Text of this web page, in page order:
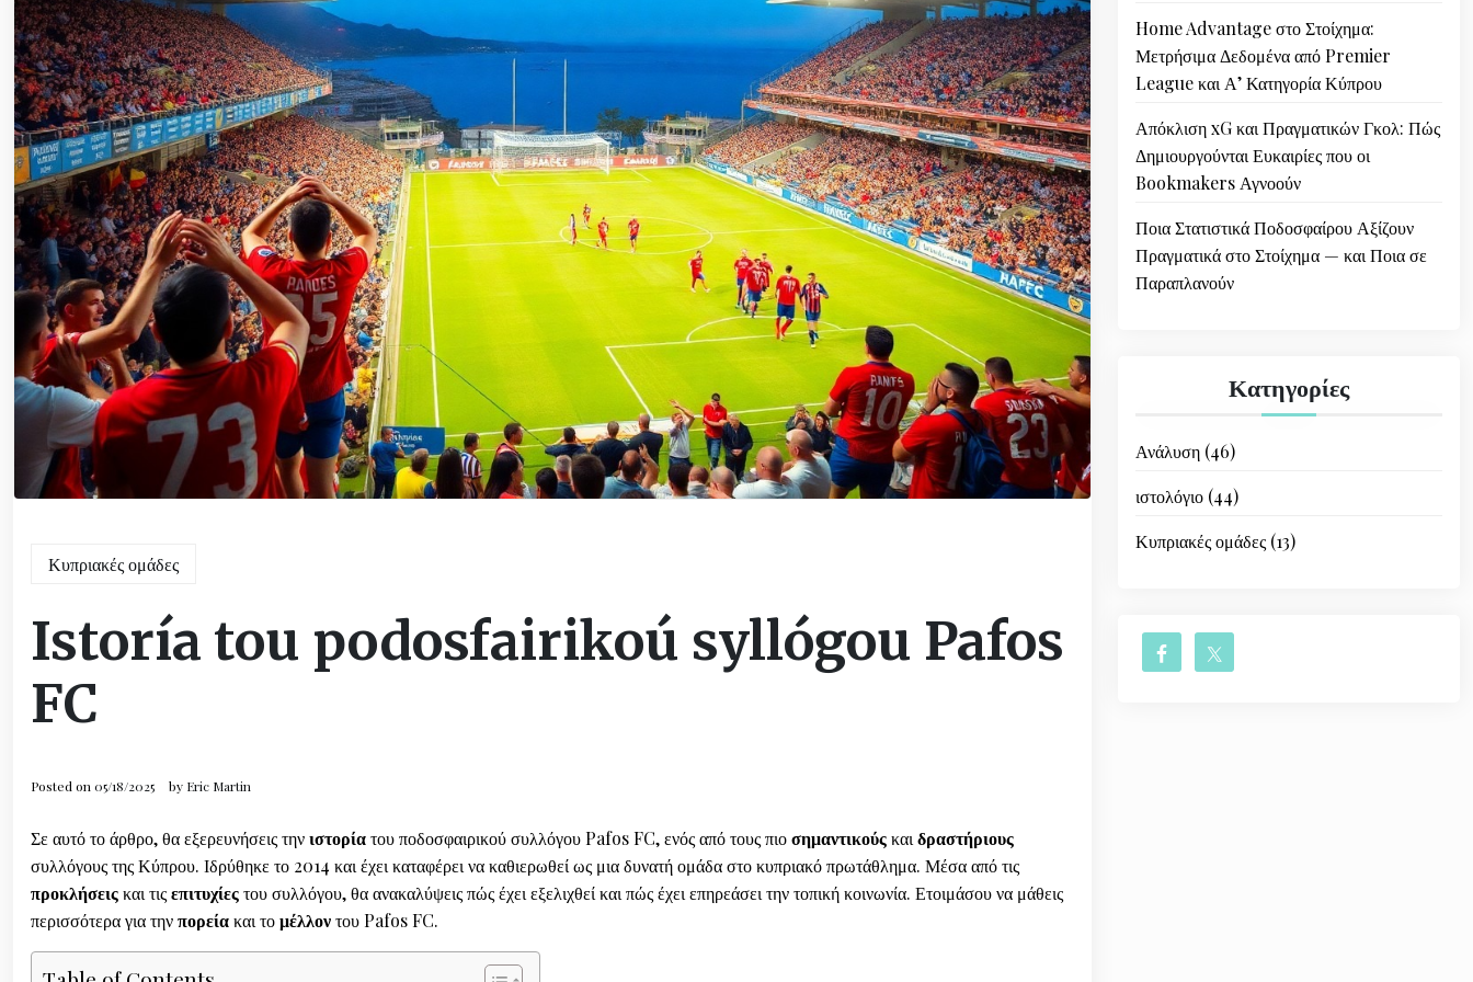
Κυπριακές ομάδες
Istoría tou podosfairikoú syllógou Pafos
FC
Posted on 05/18/2025 by Eric Martin
Σε αυτό το άρθρο, θα εξερευνήσεις τηνιστορίατου ποδοσφαιρικού συλλόγου Pafos FC, ενός από τους πιοσημαντικούςκαι δραστήριους
συλλόγους της Κύπρου. Ιδρύθηκε το 2014 και έχει καταφέρει να καθιερωθεί ως μια δυνατή ομάδα στο κυπριακό πρωτάθλημα. Μέσα από τις
προκλήσειςκαι τιςεπιτυχίεςτου συλλόγου, θα ανακαλύψεις πώς έχει εξελιχθεί και πώς έχει επηρεάσει την τοπική κοινωνία. Ετοιμάσου να μάθεις
περισσότερα για τηνπορείακαι τομέλλοντου Pafos FC.
Home Advantage στο Στοίχημα:
Μετρήσιμα Δεδομένα από Premier
League και Α’ Κατηγορία Κύπρου
Απόκλιση xG και Πραγματικών Γκολ: Πώς
Δημιουργούνται Ευκαιρίες που οι
Bookmakers Αγνοούν
Ποια Στατιστικά Ποδοσφαίρου Αξίζουν
Πραγματικά στο Στοίχημα — και Ποια σε
Παραπλανούν
Κατηγορίες
Ανάλυση (46)
ιστολόγιο (44)
Κυπριακές ομάδες (13)